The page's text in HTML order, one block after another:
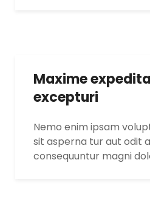
Maxime
excepturi
Nemo enim ipsam
sit asperna tur aut odit
consequuntur magni